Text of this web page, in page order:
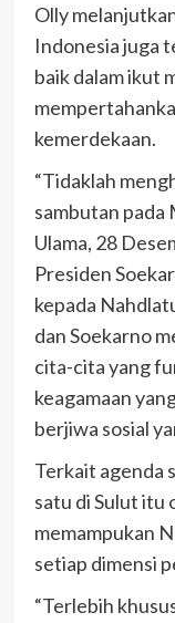
Olly
Indonesia juga
baik dalam ikut
kemerdekaan.
“Tidaklah
sambutan
Ulama, 28
Presiden
kepada
dan Soekarno
cita-cita yang
keagamaan
berjiwa sosial
Terkait agenda
satu di Sulut itu
memampukan
setiap dimensi
“Terlebih